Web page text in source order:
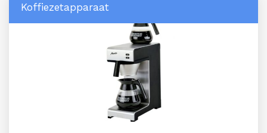
Koffiezetapparaat